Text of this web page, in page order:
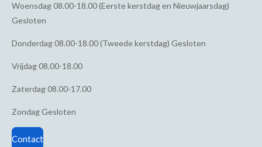
Woensdag08.00-18.00 (Eerste kerstdag en Nieuwjaarsdag)
Gesloten
Donderdag08.00-18.00 (Tweede kerstdag) Gesloten
Vrijdag08.00-18.00
Zaterdag08.00-17.00
ZondagGesloten
Contact